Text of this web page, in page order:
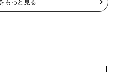
もっと見る